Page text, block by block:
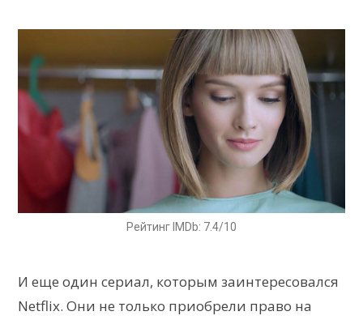
Рейтинг IMDb: 7.4/10
И еще один сериал, которым заинтересовался
Netflix. Они не только приобрели право на